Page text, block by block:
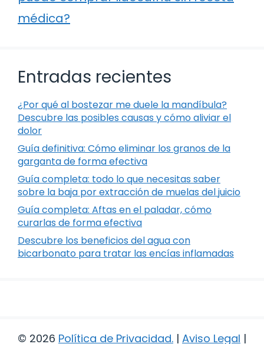
médica?
Entradas recientes
¿Por qué al bostezar me duele la mandíbula?
Descubre las posibles causas y cómo aliviar el
dolor
Guía definitiva: Cómo eliminar los granos de la
garganta de forma efectiva
Guía completa: todo lo que necesitas saber
sobre la baja por extracción de muelas del juicio
Guía completa: Aftas en el paladar, cómo
curarlas de forma efectiva
Descubre los beneficios del agua con
bicarbonato para tratar las encías inflamadas
© 2026 Política de Privacidad. | Aviso Legal |